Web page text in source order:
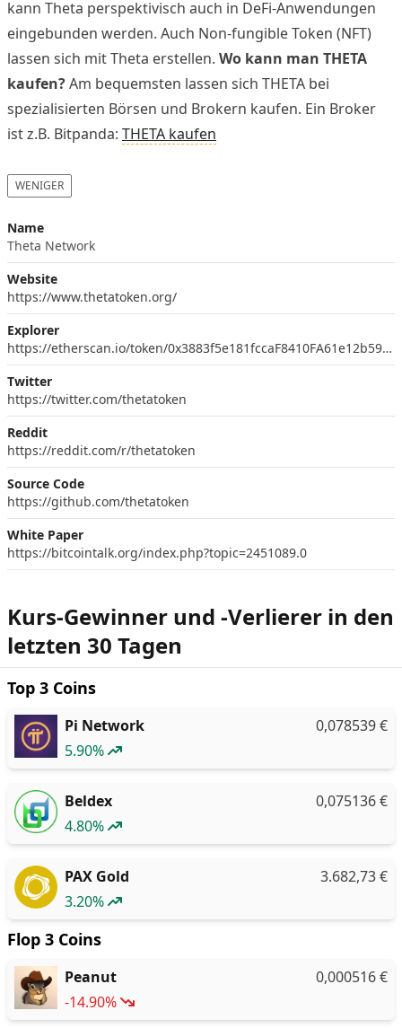
kann Theta perspektivisch auch in DeFi-Anwendungen
eingebunden werden. Auch Non-fungible Token (NFT)
lassen sich mit Theta erstellen. Wo kann man THETA
kaufen?Am bequemsten lassen sich THETA bei
spezialisierten Börsen und Brokern kaufen. Ein Broker
ist z.B. Bitpanda: THETA kaufen
WENIGER
Name
Theta Network
Website
https://www.thetatoken.org/
Explorer
https://etherscan.io/token/0x3883f5e181fccaF8410FA61e12b59BAd963fb645
Twitter
https://twitter.com/thetatoken
Reddit
https://reddit.com/r/thetatoken
Source Code
https://github.com/thetatoken
White Paper
https://bitcointalk.org/index.php?topic=2451089.0
Kurs-Gewinner und -Verlierer in den
letzten 30 Tagen
Top 3 Coins
Pi Network 0,078539€
5.90%
Beldex 0,075136€
4.80%
PAX Gold 3.682,73€
3.20%
Flop 3 Coins
Peanut 0,000516€
-14.90%